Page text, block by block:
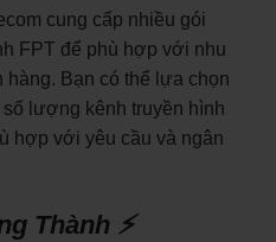
cung cấp nhiều gói
FPT để phù hợp với nhu
Bạn có thể lựa chọn
lượng kênh truyền hình
hợp với yêu cầu và ngân
Thành ⚡